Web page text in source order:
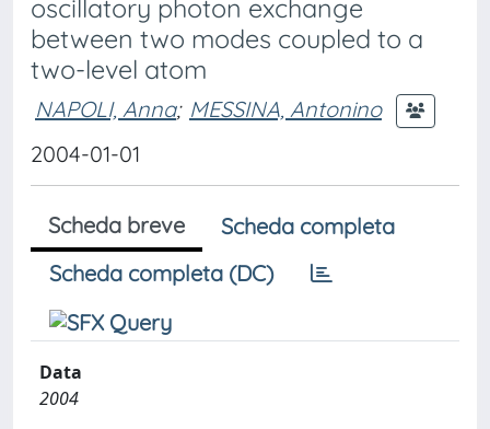
oscillatory photon exchange
between two modes coupled to a
two-level atom
NAPOLI, Anna; MESSINA, Antonino
2004-01-01
Scheda breve
Scheda completa
Scheda completa (DC)
Data
2004